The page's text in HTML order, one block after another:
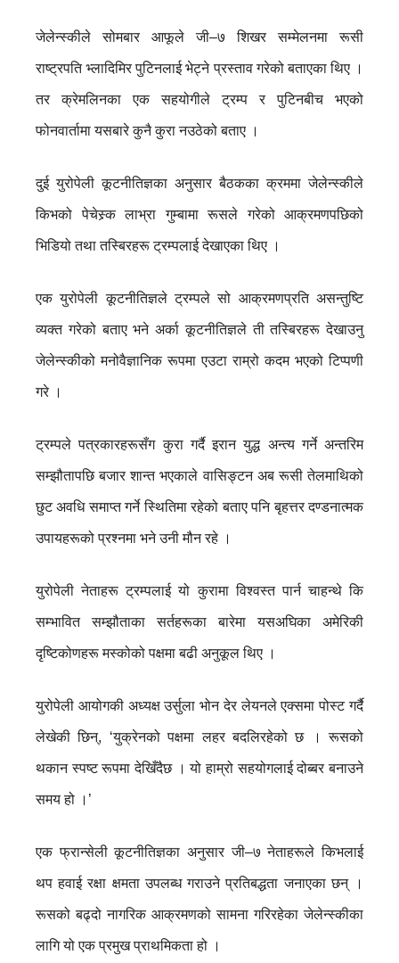
जेलेन्स्कीले सोमबार आफूले जी–७ शिखर सम्मेलनमा रूसी
राष्ट्रपति भ्लादिमिर पुटिनलाई भेट्ने प्रस्ताव गरेको बताएका थिए ।
तर क्रेमलिनका एक सहयोगीले ट्रम्प र पुटिनबीच भएको
फोनवार्तामा यसबारे कुनै कुरा नउठेको बताए ।
दुई युरोपेली कूटनीतिज्ञका अनुसार बैठकका क्रममा जेलेन्स्कीले
किभको पेचेस्र्क लाभ्रा गुम्बामा रूसले गरेको आक्रमणपछिको
भिडियो तथा तस्बिरहरू ट्रम्पलाई देखाएका थिए ।
एक युरोपेली कूटनीतिज्ञले ट्रम्पले सो आक्रमणप्रति असन्तुष्टि
व्यक्त गरेको बताए भने अर्का कूटनीतिज्ञले ती तस्बिरहरू देखाउनु
जेलेन्स्कीको मनोवैज्ञानिक रूपमा एउटा राम्रो कदम भएको टिप्पणी
गरे ।
ट्रम्पले पत्रकारहरूसँग कुरा गर्दै इरान युद्ध अन्त्य गर्ने अन्तरिम
सम्झौतापछि बजार शान्त भएकाले वासिङ्टन अब रूसी तेलमाथिको
छुट अवधि समाप्त गर्ने स्थितिमा रहेको बताए पनि बृहत्तर दण्डनात्मक
उपायहरूको प्रश्नमा भने उनी मौन रहे ।
युरोपेली नेताहरू ट्रम्पलाई यो कुरामा विश्वस्त पार्न चाहन्थे कि
सम्भावित सम्झौताका सर्तहरूका बारेमा यसअघिका अमेरिकी
दृष्टिकोणहरू मस्कोको पक्षमा बढी अनुकूल थिए ।
युरोपेली आयोगकी अध्यक्ष उर्सुला भोन देर लेयनले एक्समा पोस्ट गर्दै
लेखेकी छिन्, ‘युक्रेनको पक्षमा लहर बदलिरहेको छ । रूसको
थकान स्पष्ट रूपमा देखिँदैछ । यो हाम्रो सहयोगलाई दोब्बर बनाउने
समय हो ।’
एक फ्रान्सेली कूटनीतिज्ञका अनुसार जी–७ नेताहरूले किभलाई
थप हवाई रक्षा क्षमता उपलब्ध गराउने प्रतिबद्धता जनाएका छन् ।
रूसको बढ्दो नागरिक आक्रमणको सामना गरिरहेका जेलेन्स्कीका
लागि यो एक प्रमुख प्राथमिकता हो ।